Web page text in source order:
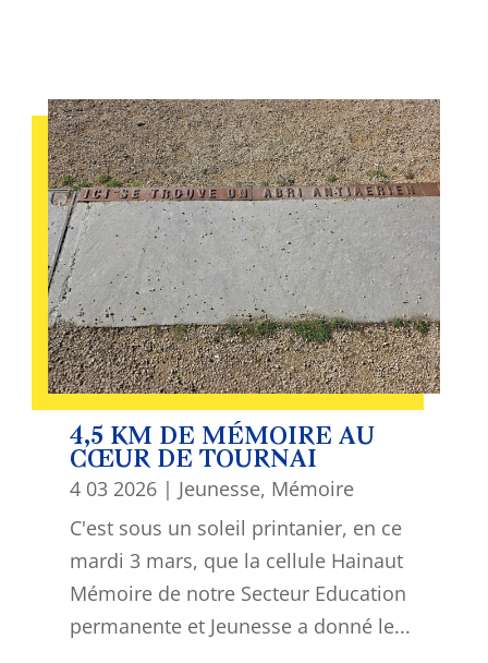
4,5 KM DE MÉMOIRE AU
CŒUR DE TOURNAI
4 03 2026| Jeunesse, Mémoire
C'est sous un soleil printanier, en ce
mardi 3 mars, que la cellule Hainaut
Mémoire de notre Secteur Education
permanente et Jeunesse a donné le...